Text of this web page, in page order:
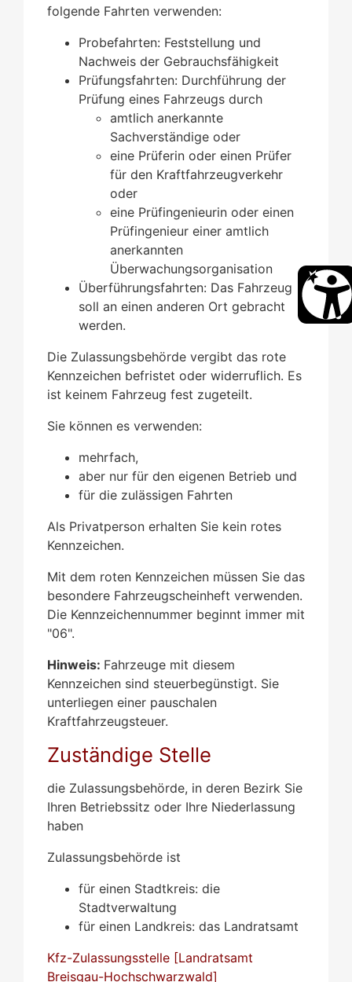
folgende Fahrten verwenden:
Probefahrten: Feststellung und
Nachweis der Gebrauchsfähigkeit
Prüfungsfahrten: Durchführung der
Prüfung eines Fahrzeugs durch
amtlich anerkannte
Sachverständige oder
eine Prüferin oder einen Prüfer
für den Kraftfahrzeugverkehr
oder
eine Prüfingenieurin oder einen
Prüfingenieur einer amtlich
anerkannten
Überwachungsorganisation
Überführungsfahrten: Das Fahrzeug
soll an einen anderen Ort gebracht
werden.
Die Zulassungsbehörde vergibt das rote
Kennzeichen befristet oder widerruflich. Es
ist keinem Fahrzeug fest zugeteilt.
Sie können es verwenden:
mehrfach,
aber nur für den eigenen Betrieb und
für die zulässigen Fahrten
Als Privatperson erhalten Sie kein rotes
Kennzeichen.
Mit dem roten Kennzeichen müssen Sie das
besondere Fahrzeugscheinheft verwenden.
Die Kennzeichennummer beginnt immer mit
"06".
Hinweis: Fahrzeuge mit diesem
Kennzeichen sind steuerbegünstigt. Sie
unterliegen einer pauschalen
Kraftfahrzeugsteuer.
Zuständige Stelle
die Zulassungsbehörde, in deren Bezirk Sie
Ihren Betriebssitz oder Ihre Niederlassung
haben
Zulassungsbehörde ist
für einen Stadtkreis: die
Stadtverwaltung
für einen Landkreis: das Landratsamt
Kfz-Zulassungsstelle [Landratsamt
Breisgau-Hochschwarzwald]